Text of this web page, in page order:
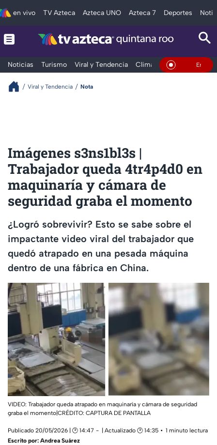
en vivo TV Azteca Azteca UNO Azteca 7 Deportes
Noticias Turismo Viral y Tendencia Clima Tráfico En Vivo
Viral y Tendencia Nota
Imágenes s3ns1bl3s |
Trabajador queda 4tr4p4d0 en
maquinaría y cámara de
seguridad graba el momento
¿Logró sobrevivir? Esto se sabe sobre el
impactante video viral del trabajador que
quedó atrapado en una pesada máquina
dentro de una fábrica en China.
VIDEO: Trabajador queda atrapado en maquinaría y cámara de seguridad
graba el momento|CRÉDITO: CAPTURA DE PANTALLA
Publicado 20/05/2026 | 🕑 14:47 | Actualizado 🕑 14:35
1 minuto lectura
Escrito por: Andrea Suárez